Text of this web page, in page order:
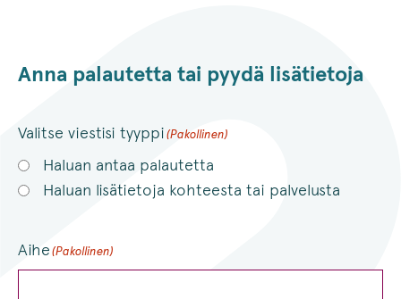
Anna palautetta tai pyydä lisätietoja
Valitse viestisi tyyppi(Pakollinen)
Haluan antaa palautetta
Haluan lisätietoja kohteesta tai palvelusta
Aihe (Pakollinen)